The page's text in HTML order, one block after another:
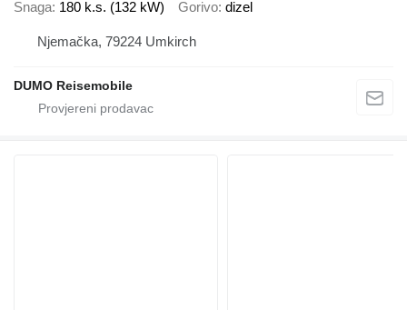
Snaga 180 k.s. (132 kW) Gorivo dizel
Njemačka, 79224 Umkirch
DUMO Reisemobile